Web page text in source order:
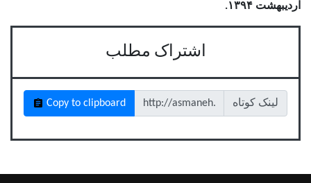
اردیبهشت ۱۳۹۴.
اشتراک مطلب
لینک کوتاه Copy to clipboard